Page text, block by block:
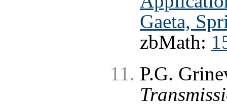
Gaeta,
zbMath:
P.G.